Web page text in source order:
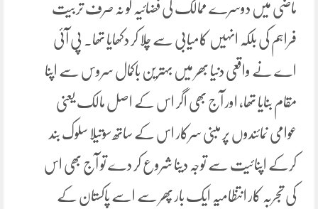
ماضی میں دوسرے ممالک کی فضائیہ کو نہ صرف تربیت
فراہم کی بلکہ انہیں کامیابی سے چلا کر دکھایا تھا۔ پی آئی
اے نے واقعی دنیا بھر میں بہترین باکمال سروس سے اپنا
مقام بنایا تھا، اور آج بھی اگر اس کے اصل مالک یعنی
عوامی نمائندوں پر مبنی سرکار اس کے ساتھ سوتیلا سلوک بند
کرکے اپنائیت سے توجہ دینا شروع کر دے تو آج بھی اس
کی تجربہ کار انتظامیہ ایک بار پھر سے اسے پاکستان کے